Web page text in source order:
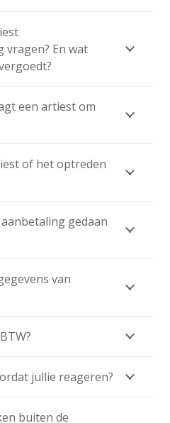
vragen? En wat
een artiest om
of het optreden
gedaan
van
jullie reageren?
buiten de